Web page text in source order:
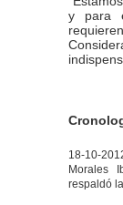
y para
18-10-
Morales
respaldó